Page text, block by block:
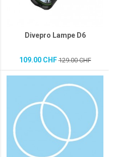
Divepro Lampe D6
109.00 CHF129.00 CHF